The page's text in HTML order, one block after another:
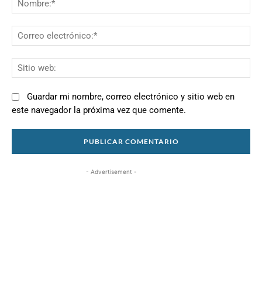
Guardar mi nombre, correo electrónico y sitio web en
este navegador la próxima vez que comente.
- Advertisement -